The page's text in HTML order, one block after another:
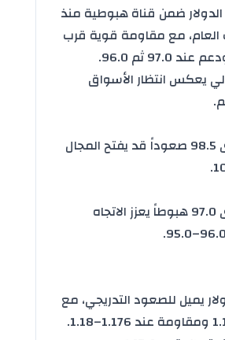
ضمن قناة هبوطية منذ
مع مقاومة قوية قرب
98.5–99.2 ودعم عند 97.0 ثم 96.0.
يعكس انتظارالأسواق
.
كسر مستوى 98.5 صعوداً قد يفتح المجال
كسر مستوى 97.0 هبوطاً يعزز الاتجاه
يميل للصعود التدريجي، مع